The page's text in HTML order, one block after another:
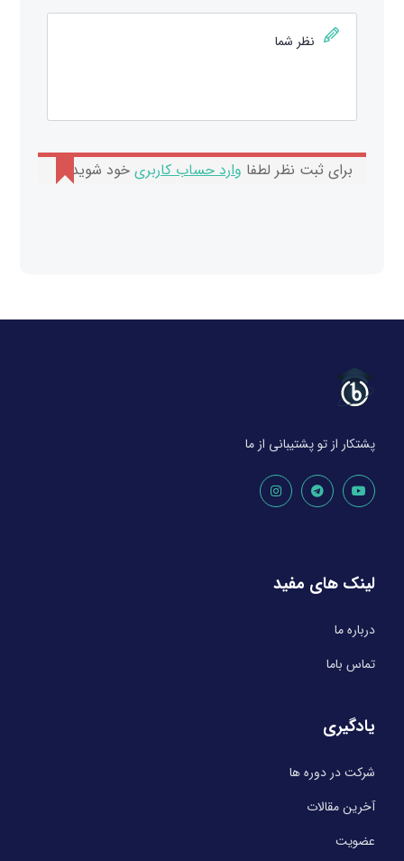
برای ثبت نظر لطفا وارد حساب کاربری خود شوید.
پشتکار از تو پشتیبانی از ما
لینک های مفید
درباره ما
تماس باما
یادگیری
شرکت در دوره ها
آخرین مقالات
عضویت